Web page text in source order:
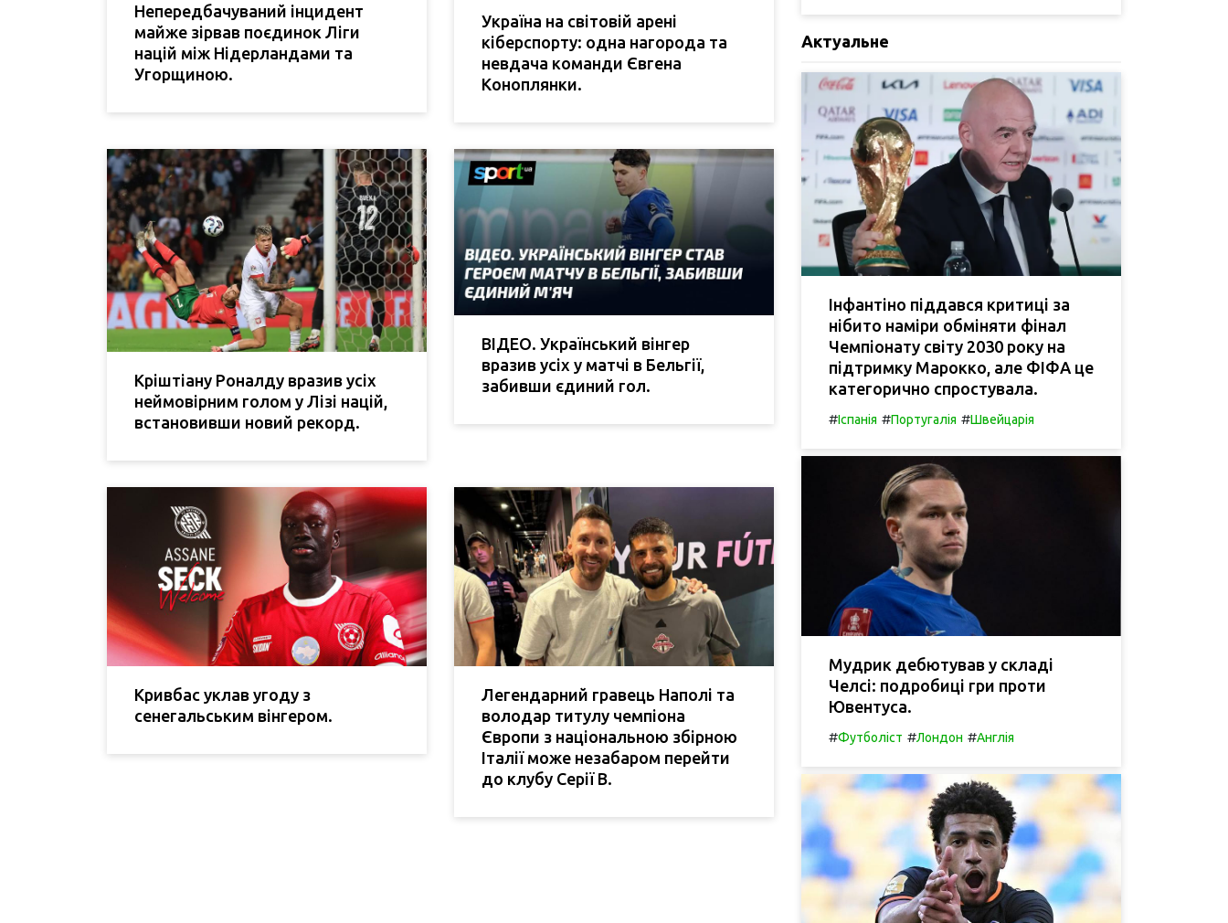
Непередбачуваний інцидент
майже зірвав поєдинок Ліги
націй між Нідерландами та
Угорщиною.
Україна на світовій арені
кіберспорту: одна нагорода та
невдача команди Євгена
Коноплянки.
Кріштіану Роналду вразив усіх
неймовірним голом у Лізі націй,
встановивши новий рекорд.
ВІДЕО. Український вінгер
вразив усіх у матчі в Бельгії,
забивши єдиний гол.
Кривбас уклав угоду з
сенегальським вінгером.
Легендарний гравець Наполі та
володар титулу чемпіона
Європи з національною збірною
Італії може незабаром перейти
до клубу Серії В.
Актуальне
Інфантіно піддався критиці за
нібито наміри обміняти фінал
Чемпіонату світу 2030 року на
підтримку Марокко, але ФІФА це
категорично спростувала.
#Іспанія #Португалія #Швейцарія
Мудрик дебютував у складі
Челсі: подробиці гри проти
Ювентуса.
#Футболіст #Лондон #Англія